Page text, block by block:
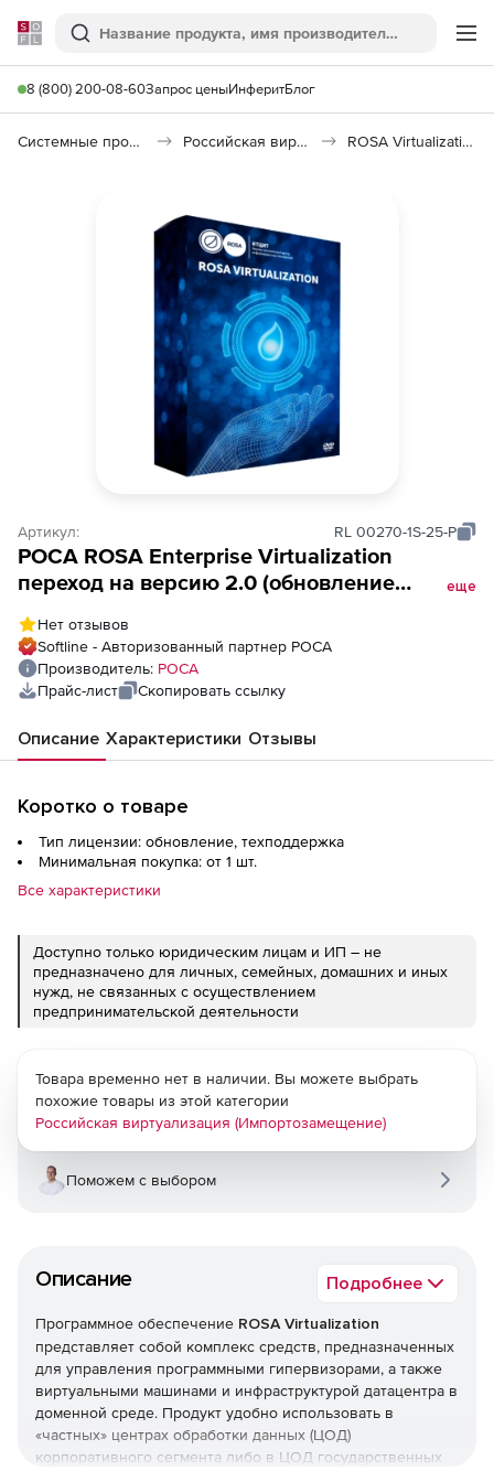
Softline
Поиск
8 (800) 200-08-60Запрос ценыИнферитБлог
Системные программы Российская виртуализация (Импортозамещение) ROSA Virtualization
Артикул: RL 00270-1S-25-P
РОСА ROSA Enterprise Virtualization
переход на версию 2.0 (обновление
25 VM
еще
Нет отзывов
Softline - Авторизованный партнер РОСА
Производитель: РОСА
Прайс-лист
Скопировать ссылку
Описание Характеристики Отзывы
Коротко о товаре
Тип лицензии: обновление, техподдержка
Минимальная покупка: от 1 шт.
Все характеристики
Доступно только юридическим лицам и ИП – не
предназначено для личных, семейных, домашних и иных
нужд, не связанных с осуществлением
предпринимательской деятельности
Описание Подробнее
Программное обеспечение ROSA Virtualization
представляет собой комплекс средств, предназначенных
для управления программными гипервизорами, а также
виртуальными машинами и инфраструктурой датацентра в
доменной среде. Продукт удобно использовать в
«частных» центрах обработки данных (ЦОД)
корпоративного сегмента либо в ЦОД государственных
Товара временно нет в наличии. Вы можете выбрать
похожие товары из этой категории
Российская виртуализация (Импортозамещение)
Поможем с выбором